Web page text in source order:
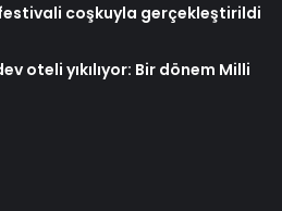
coşkuyla gerçekleştirildi
oteli yıkılıyor: Bir dönem Milli